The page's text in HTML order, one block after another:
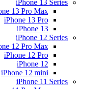
iPhone 13 Series
iPhone 13 Pro Max
iPhone 13 Pro
iPhone 13
iPhone 12 Series
iPhone 12 Pro Max
iPhone 12 Pro
iPhone 12
iPhone 12 mini
iPhone 11 Series